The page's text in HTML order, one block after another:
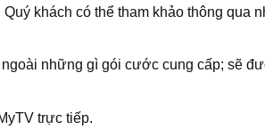
khách có thể tham khảo thông qua
những gì gói cước cung cấp; sẽ
trực tiếp.